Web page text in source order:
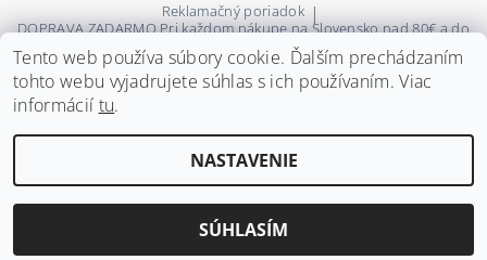
Reklamačný poriadok |
DOPRAVA ZADARMO Pri každom nákupe na Slovensko nad 80€ a do
Čiech nad 100€ Vám tovar doručíme zadarmo.
| Podmienky ochrany osobných údajov - GDPR
2026 ©s.WEAR, všetky práva vyhradené
Vytvoril Shoptet
Tento web používa súbory cookie. Ďalším prechádzaním
tohto webu vyjadrujete súhlas s ich používaním. Viac
informácií tu.
NASTAVENIE
SÚHLASÍM